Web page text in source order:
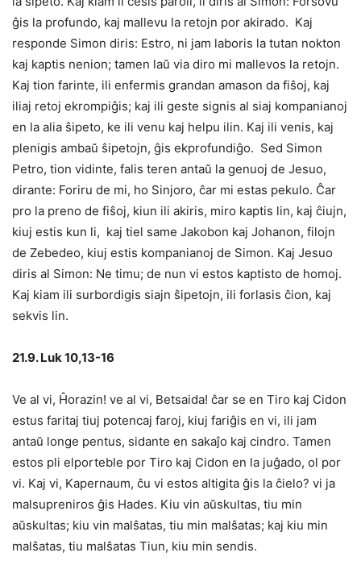
ĝis la profundo, kaj mallevu la retojn por akirado. Kaj
responde Simon diris: Estro, ni jam laboris la tutan nokton
kaj kaptis nenion; tamen laŭ via diro mi mallevos la retojn.
Kaj tion farinte, ili enfermis grandan amason da fiŝoj, kaj
iliaj retoj ekrompiĝis; kaj ili geste signis al siaj kompanianoj
en la alia ŝipeto, ke ili venu kaj helpu ilin. Kaj ili venis, kaj
plenigis ambaŭ ŝipetojn, ĝis ekprofundiĝo. Sed Simon
Petro, tion vidinte, falis teren antaŭ la genuoj de Jesuo,
dirante: Foriru de mi, ho Sinjoro, ĉar mi estas pekulo. Ĉar
pro la preno de fiŝoj, kiun ili akiris, miro kaptis lin, kaj ĉiujn,
kiuj estis kun li, kaj tiel same Jakobon kaj Johanon, filojn
de Zebedeo, kiuj estis kompanianoj de Simon. Kaj Jesuo
diris al Simon: Ne timu; de nun vi estos kaptisto de homoj.
Kaj kiam ili surbordigis siajn ŝipetojn, ili forlasis ĉion, kaj
sekvis lin.
21.9. Luk 10,13-16
Ve al vi, Ĥorazin! ve al vi, Betsaida! ĉar se en Tiro kaj Cidon
estus faritaj tiuj potencaj faroj, kiuj fariĝis en vi, ili jam
antaŭ longe pentus, sidante en sakaĵo kaj cindro. Tamen
estos pli elporteble por Tiro kaj Cidon en la juĝado, ol por
vi. Kaj vi, Kapernaum, ĉu vi estos altigita ĝis la ĉielo? vi ja
malsupreniros ĝis Hades. Kiu vin aŭskultas, tiu min
aŭskultas; kiu vin malŝatas, tiu min malŝatas; kaj kiu min
malŝatas, tiu malŝatas Tiun, kiu min sendis.